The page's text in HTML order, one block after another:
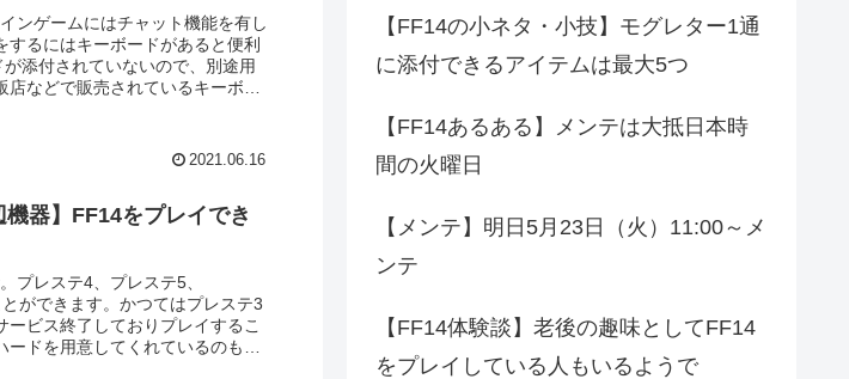
ンゲームにはチャット機能を有し
するにはキーボードがあると便利
添付されていないので、別途用
などで販売されているキーボー
2021.06.16
機器】FF14をプレイでき
プレステ4、プレステ5、
ができます。かつてはプレステ3
ビス終了しておりプレイするこ
ドを用意してくれているのもあ
【FF14の小ネタ・小技】モグレター1通
に添付できるアイテムは最大5つ
【FF14あるある】メンテは大抵日本時
間の火曜日
【メンテ】明日5月23日（火）11:00～メ
ンテ
【FF14体験談】老後の趣味としてFF14
をプレイしている人もいるようで